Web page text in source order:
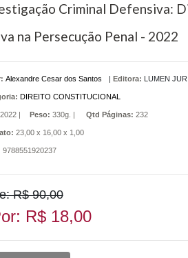
Criminal Defensiva:
na Persecução Penal - 2022
Alexandre Cesar dos Santos | Editora: LUMEN
DIREITO CONSTITUCIONAL
2022 | Peso: 330g. | Qtd Páginas: 232
23,00 x 16,00 x 1,00
9788551920237
R$ 90,00
R$ 18,00